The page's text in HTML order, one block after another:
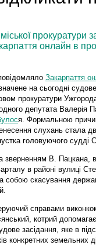
онлайн в
Закарпаття
на сьогодні
прокуратури
депутата Валерія
я. Формальною
слухань стала
головуючого судді
зверненням В. Пацкана,
в районі вулиці
собою скасування
справами
котрий
засідання, яке в
конкретних земельних